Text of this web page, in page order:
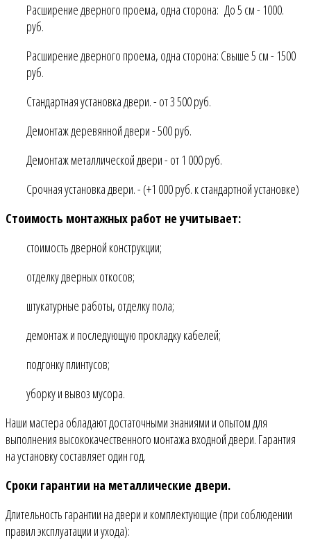
Расширение дверного проема, одна сторона: До 5 см - 1000.
руб.
Расширение дверного проема, одна сторона: Свыше 5 см - 1500
руб.
Стандартная установка двери. - от 3 500 руб.
Демонтаж деревянной двери - 500 руб.
Демонтаж металлической двери - от 1 000 руб.
Срочная установка двери. - (+1 000 руб. к стандартной установке)
Стоимость монтажных работ не учитывает:
стоимость дверной конструкции;
отделку дверных откосов;
штукатурные работы, отделку пола;
демонтаж и последующую прокладку кабелей;
подгонку плинтусов;
уборку и вывоз мусора.
Наши мастера обладают достаточными знаниями и опытом для
выполнения высококачественного монтажа входной двери. Гарантия
на установку составляет один год.
Сроки гарантии на металлические двери.
Длительность гарантии на двери и комплектующие (при соблюдении
правил эксплуатации и ухода):